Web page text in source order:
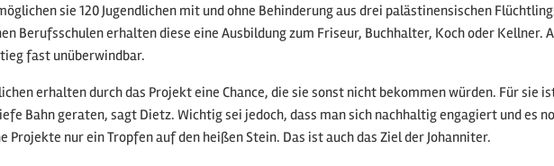
sie 120 Jugendlichen mit und ohne Behinderung aus drei palästinensischen
Berufsschulen erhalten diese eine Ausbildung zum Friseur, Buchhalter, Koch oder Kellner.
fast unüberwindbar.
erhalten durch das Projekt eine Chance, die sie sonst nicht bekommen würden. Für sie
Bahn geraten, sagt Dietz. Wichtig sei jedoch, dass man sich nachhaltig engagiert und es
Projekte nur ein Tropfen auf den heißen Stein. Das ist auch das Ziel der Johanniter.